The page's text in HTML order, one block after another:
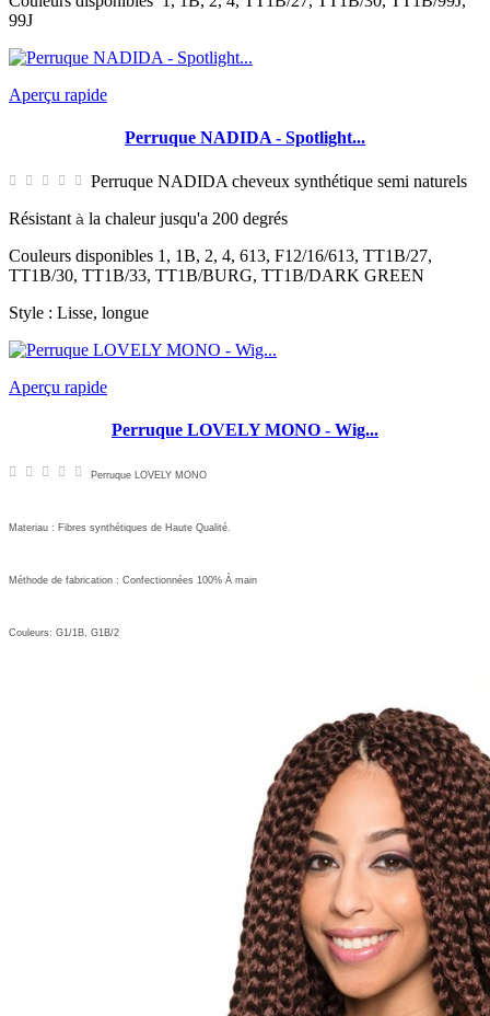
99J
Aperçu rapide
Perruque NADIDA - Spotlight...
Perruque NADIDA cheveux synthétique semi naturels
Résistant à la chaleur jusqu'a 200 degrés
Couleurs disponibles 1, 1B, 2, 4, 613, F12/16/613, TT1B/27,
TT1B/30, TT1B/33, TT1B/BURG, TT1B/DARK GREEN
Style : Lisse, longue
Aperçu rapide
Perruque LOVELY MONO - Wig...
Perruque LOVELY MONO
Materiau : Fibres synthétiques de Haute Qualité.
M Éthode de fabrication : ConfectionnÉes 100% À main
Couleurs: G1/1B, G1B/2